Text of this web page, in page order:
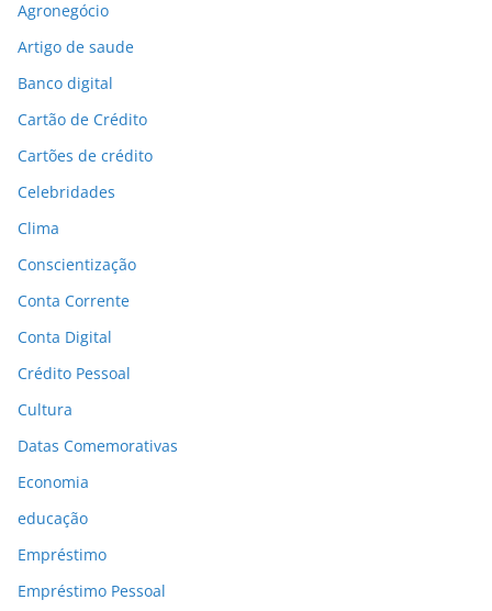
Agronegócio
Artigo de saude
Banco digital
Cartão de Crédito
Cartões de crédito
Celebridades
Clima
Conscientização
Conta Corrente
Conta Digital
Crédito Pessoal
Cultura
Datas Comemorativas
Economia
educação
Empréstimo
Empréstimo Pessoal